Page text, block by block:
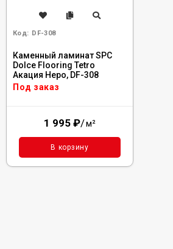
Код: DF-308
Каменный ламинат SPC
Dolce Flooring Tetro
Акация Неро, DF-308
Под заказ
1 995 ₽/м²
В корзину